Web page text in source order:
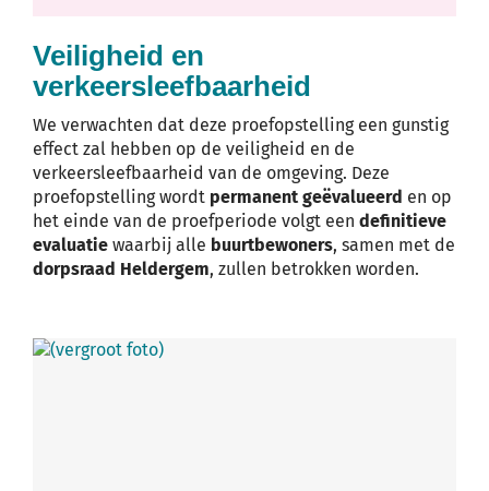
Veiligheid en
verkeersleefbaarheid
We verwachten dat deze proefopstelling een gunstig
effect zal hebben op de veiligheid en de
verkeersleefbaarheid van de omgeving. Deze
proefopstelling wordt permanent geëvalueerd en op
het einde van de proefperiode volgt een definitieve
evaluatie waarbij alle buurtbewoners, samen met de
dorpsraad Heldergem, zullen betrokken worden.